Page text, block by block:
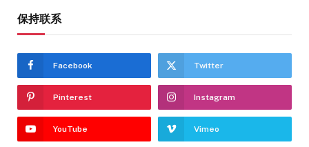
保持联系
Facebook Twitter
Pinterest Instagram
YouTube Vimeo